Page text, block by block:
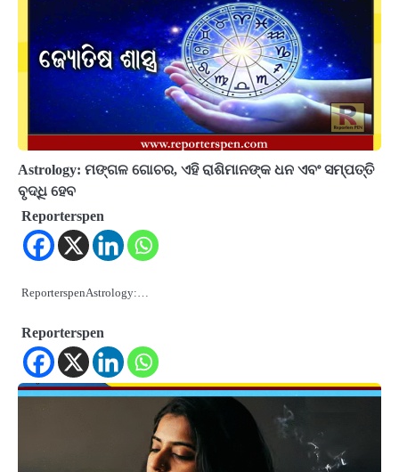
Astrology: ମଙ୍ଗଳ ଗୋଚର, ଏହି ରାଶିମାନଙ୍କ ଧନ ଏବଂ ସମ୍ପତ୍ତି
ବୃଦ୍ଧି ହେବ
Reporterspen
ReporterspenAstrology:…
Reporterspen